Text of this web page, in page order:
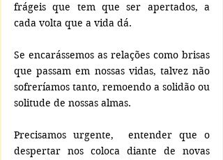
frágeis que tem que ser apertados, a
cada volta que a vida dá.
Se encarássemos as relações como brisas
que passam em nossas vidas, talvez não
sofreríamos tanto, remoendo a solidão ou
solitude de nossas almas.
Precisamos urgente,  entender que o
despertar nos coloca diante de novas